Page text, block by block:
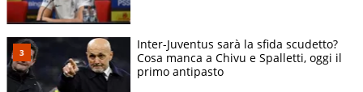
Inter-Juventus sarà la sfida scudetto?
Cosa manca a Chivu e Spalletti, oggi il
primo antipasto